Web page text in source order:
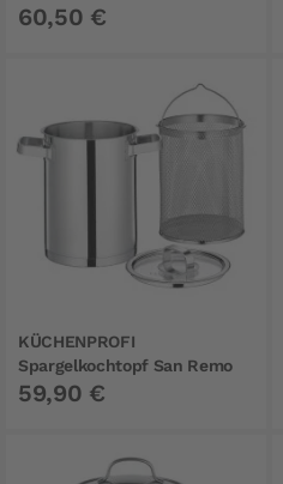
60,50 €
KÜCHENPROFI
Spargelkochtopf San Remo
mit Glasdeckel 16 cm
59,90 €